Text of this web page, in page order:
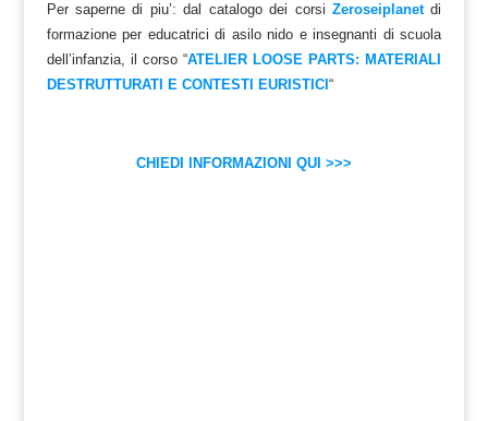
Per saperne di piu’: dal catalogo dei corsi Zeroseiplanetdi
formazione per educatrici di asilo nido e insegnanti di scuola
dell’infanzia, il corso “ATELIER LOOSE PARTS: MATERIALI
DESTRUTTURATI E CONTESTI EURISTICI “
CHIEDI INFORMAZIONI QUI >>>